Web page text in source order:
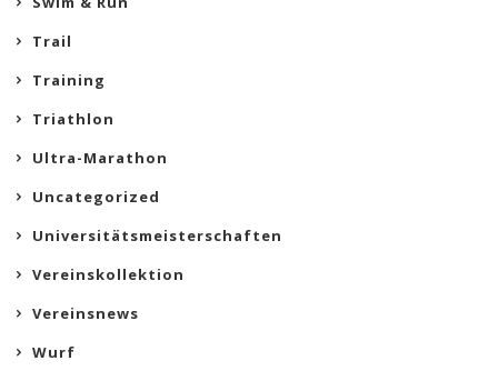
Trail
Training
Triathlon
Ultra-Marathon
Uncategorized
Universitätsmeisterschaften
Vereinskollektion
Vereinsnews
Wurf